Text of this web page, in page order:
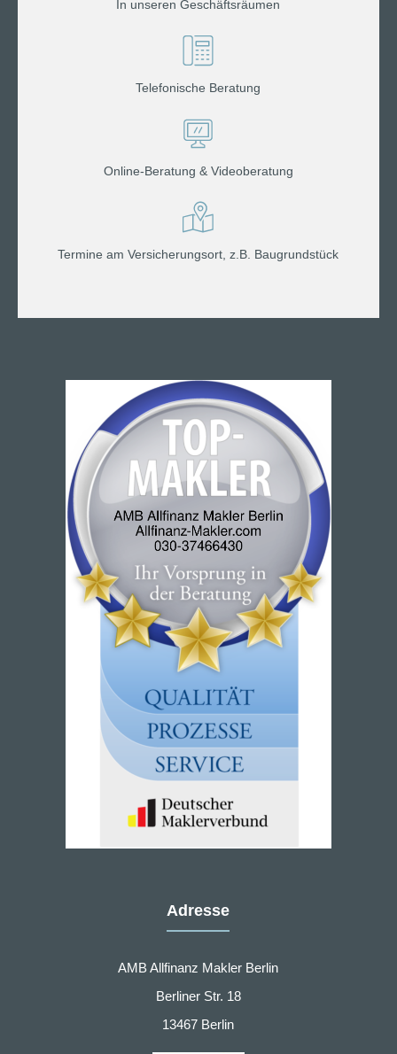
In unseren Geschäftsräumen
Telefonische Beratung
Online-Beratung & Videoberatung
Termine am Versicherungsort, z.B. Baugrundstück
Adresse
AMB Allfinanz Makler Berlin
Berliner Str. 18
13467 Berlin